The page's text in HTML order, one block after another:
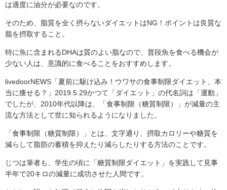
は適度に油分が必要なのです。
そのため、脂質を全く摂らないダイエットはNG！ポイントは良質な
脂を摂取すること。
特に魚に含まれるDHAは質のよい脂なので、普段魚を食べる機会が
少ない人は、意識的に食べることをおすすめします。
livedoorNEWS「夏前に駆け込み！ウワサの食事制限ダイエット、本
当に痩せる？」2019.5.29かつて「ダイエット」の代名詞は「運動」
でしたが、2010年代以降は、「食事制限（糖質制限）」が減量の主
流な方法として世に知られるようになりました。
「食事制限（糖質制限）」とは、文字通り、摂取カロリーや糖質を
減らして脂肪の蓄積を抑えたり減らしたりする方法のことです。
じつは筆者も、学生の頃に「糖質制限ダイエット」を実践して見事
半年で20キロの減量に成功させた人間です。